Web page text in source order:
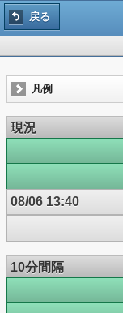
戻る
凡例
現況
08/06 13:40
10分間隔